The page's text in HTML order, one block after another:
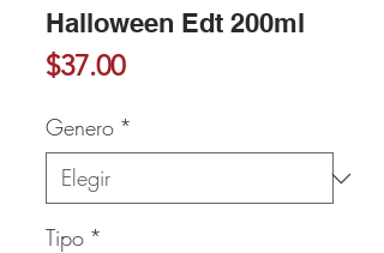
Halloween Edt 200ml
$37.00Precio
Genero *
Tipo *